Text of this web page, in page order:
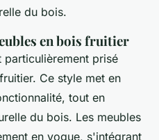
du bois.
en bois fruitier
particulièrement prisé
Ce style met en
tout en
du bois. Les meubles
en vogue, s'intégrant